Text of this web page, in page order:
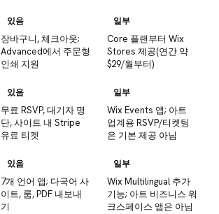
있음
장바구니, 체크아웃;
Advanced에서 주문형
인쇄 지원
일부
Core 플랜부터 Wix
Stores 제공(연간 약
$29/월부터)
있음
무료 RSVP, 대기자 명
단, 사이트 내 Stripe
유료 티켓
일부
Wix Events 앱; 아트
업계용 RSVP/티켓팅
은 기본 제공 아님
있음
7개 언어 앱; 다국어 사
이트, 룸, PDF 내보내
기
일부
Wix Multilingual 추가
기능; 아트 비즈니스 워
크스페이스 앱은 아님